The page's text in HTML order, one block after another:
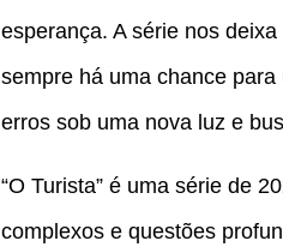
esperança. A série nos
sempre há uma chance
erros sob uma nova luz e
“O Turista” é uma série de
complexos e questões